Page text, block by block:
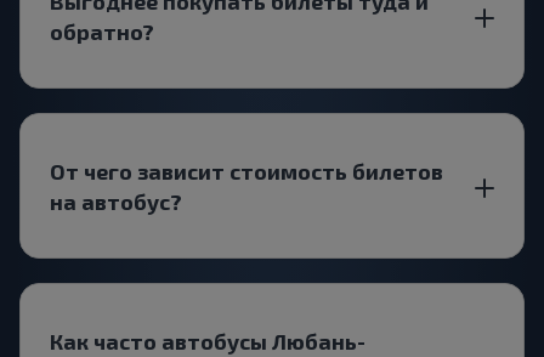
обратно?
От чего зависит стоимость билетов
на автобус?
Как часто автобусы Любань-